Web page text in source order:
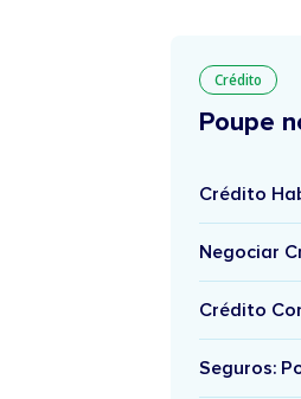
Crédito
Poupe
Crédito
Negociar
Crédito
Seguros: